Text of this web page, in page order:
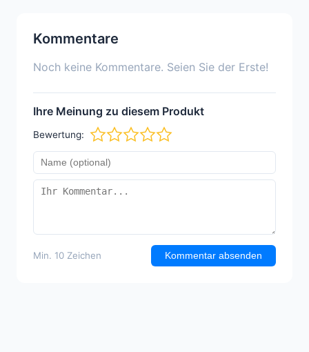
Kommentare
Noch keine Kommentare. Seien Sie der Erste!
Ihre Meinung zu diesem Produkt
Bewertung:
Min. 10 Zeichen Kommentar absenden